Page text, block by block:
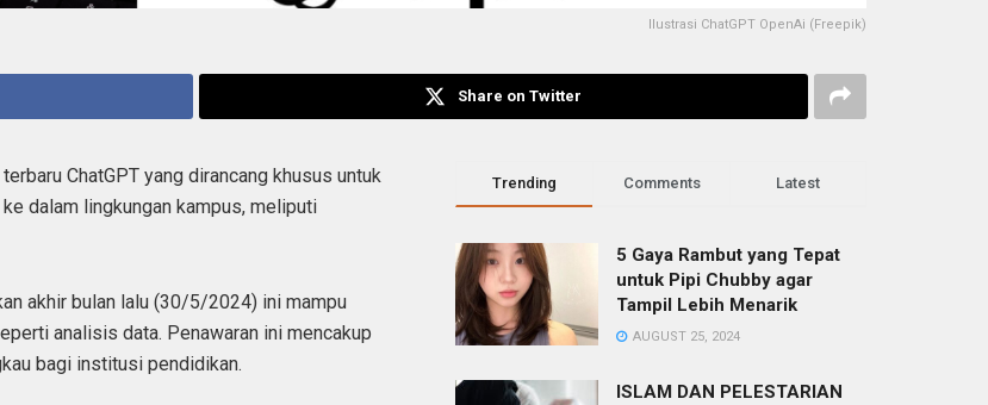
Ilustrasi ChatGPT OpenAi (Freepik)
Share on Twitter
ChatGPT yang dirancang khusus untuk
dalam lingkungan kampus, meliputi
akhir bulan lalu (30/5/2024) ini mampu
analisis data. Penawaran ini mencakup
bagi institusi pendidikan.
Trending Comments Latest
5 Gaya Rambut yang Tepat
untuk Pipi Chubby agar
Tampil Lebih Menarik
AUGUST 25, 2024
ISLAM DAN PELESTARIAN